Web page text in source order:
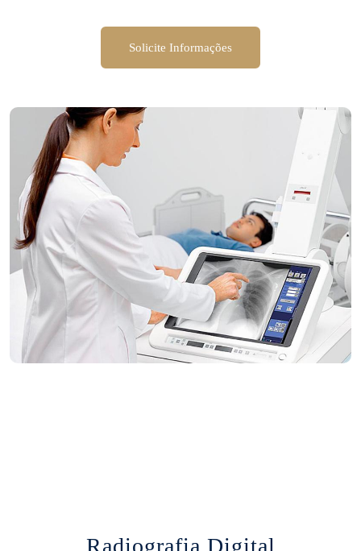
Solicite Informações
Radiografia Digital